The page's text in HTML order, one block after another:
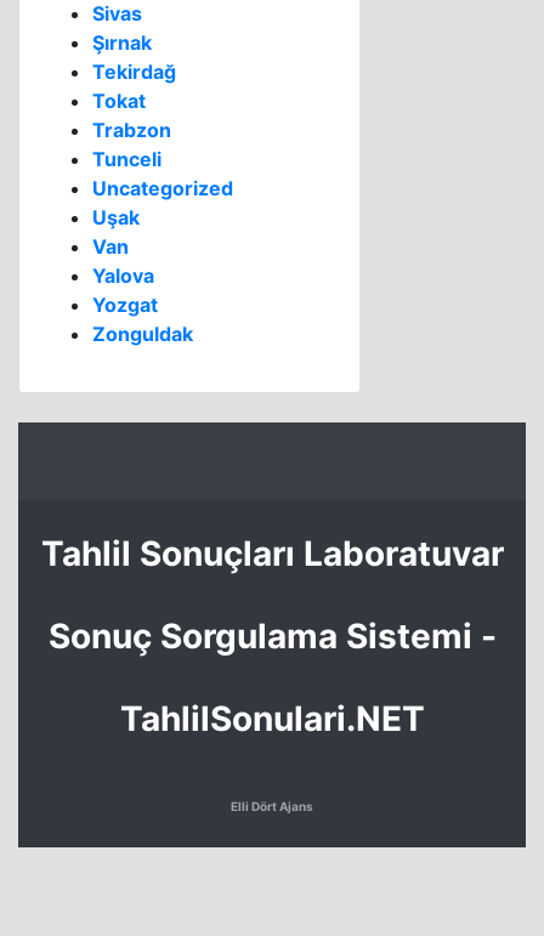
Sivas
Şırnak
Tekirdağ
Tokat
Trabzon
Tunceli
Uncategorized
Uşak
Van
Yalova
Yozgat
Zonguldak
Tahlil Sonuçları Laboratuvar
Sonuç Sorgulama Sistemi -
TahlilSonulari.NET
Elli Dört Ajans